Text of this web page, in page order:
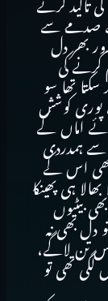
تاکید کرتے
صدمے سے
بھر دل
کرنے کی
تھا سو
پوری کوشش
اماں کے
ہمدردی
بھی اس کے
ہی پھینکا
بیٹیوں
دل بھی نہ
جس تن لاگے،
تھی تو